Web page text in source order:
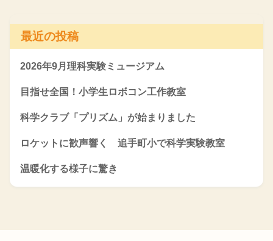
最近の投稿
2026年9月理科実験ミュージアム
目指せ全国！小学生ロボコン工作教室
科学クラブ「プリズム」が始まりました
ロケットに歓声響く 追手町小で科学実験教室
温暖化する様子に驚き